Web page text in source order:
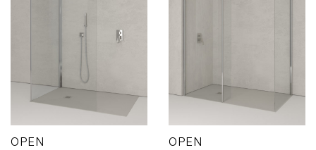
OPEN OPEN